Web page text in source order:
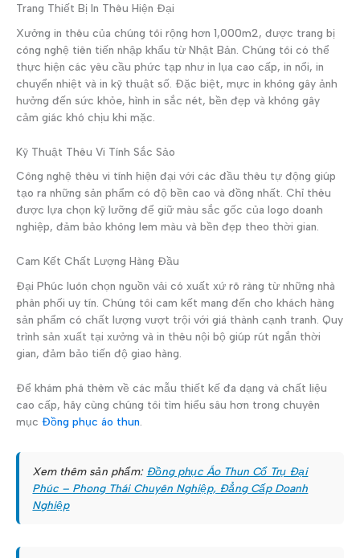
Trang Thiết Bị In Thêu Hiện Đại
Xưởng in thêu của chúng tôi rộng hơn 1,000m2, được trang bị
công nghệ tiên tiến nhập khẩu từ Nhật Bản. Chúng tôi có thể
thực hiện các yêu cầu phức tạp như in lụa cao cấp, in nổi, in
chuyển nhiệt và in kỹ thuật số. Đặc biệt, mực in không gây ảnh
hưởng đến sức khỏe, hình in sắc nét, bền đẹp và không gây
cảm giác khó chịu khi mặc.
Kỹ Thuật Thêu Vi Tính Sắc Sảo
Công nghệ thêu vi tính hiện đại với các đầu thêu tự động giúp
tạo ra những sản phẩm có độ bền cao và đồng nhất. Chỉ thêu
được lựa chọn kỹ lưỡng để giữ màu sắc gốc của logo doanh
nghiệp, đảm bảo không lem màu và bền đẹp theo thời gian.
Cam Kết Chất Lượng Hàng Đầu
Đại Phúc luôn chọn nguồn vải có xuất xứ rõ ràng từ những nhà
phân phối uy tín. Chúng tôi cam kết mang đến cho khách hàng
sản phẩm có chất lượng vượt trội với giá thành cạnh tranh. Quy
trình sản xuất tại xưởng và in thêu nội bộ giúp rút ngắn thời
gian, đảm bảo tiến độ giao hàng.
Để khám phá thêm về các mẫu thiết kế đa dạng và chất liệu
cao cấp, hãy cùng chúng tôi tìm hiểu sâu hơn trong chuyên
mục Đồng phục áo thun
Xem thêm sản phẩm: Đồng phục Áo Thun Cổ Trụ Đại
Phúc – Phong Thái Chuyên Nghiệp, Đẳng Cấp Doanh
Nghiệp